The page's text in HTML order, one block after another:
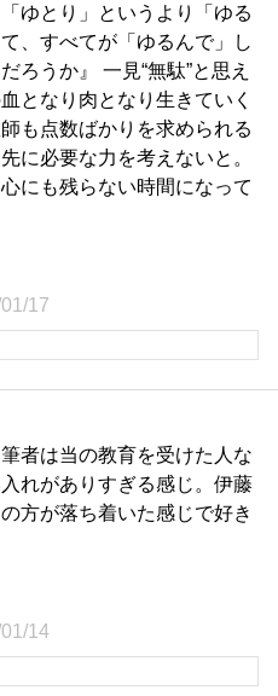
ゆとり」というより「ゆる
、すべてが「ゆるんで」し
ろうか』 一見“無駄”と思え
となり肉となり生きていく
も点数ばかりを求められる
に必要な力を考えないと。
にも残らない時間になって
17
者は当の教育を受けた人な
れがありすぎる感じ。伊藤
方が落ち着いた感じで好き
14